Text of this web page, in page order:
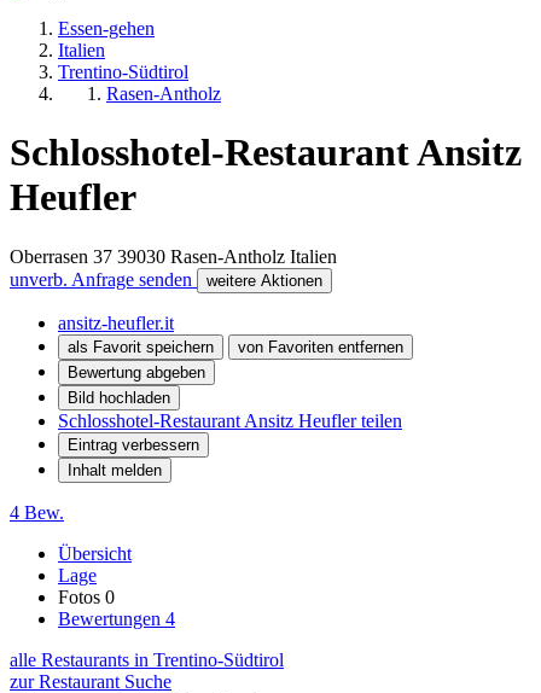
Essen-gehen
Italien
Trentino-Südtirol
Rasen-Antholz
Schlosshotel-Restaurant Ansitz
Heufler
Oberrasen 37 39030 Rasen-Antholz Italien
unverb. Anfrage senden
weitere Aktionen
ansitz-heufler.it
als Favorit speichern
von Favoriten entfernen
Bewertung abgeben
Bild hochladen
Schlosshotel-Restaurant Ansitz Heufler teilen
Eintrag verbessern
Inhalt melden
4 Bew.
Übersicht
Lage
Fotos 0
Bewertungen 4
alle Restaurants in Trentino-Südtirol
zur Restaurant Suche